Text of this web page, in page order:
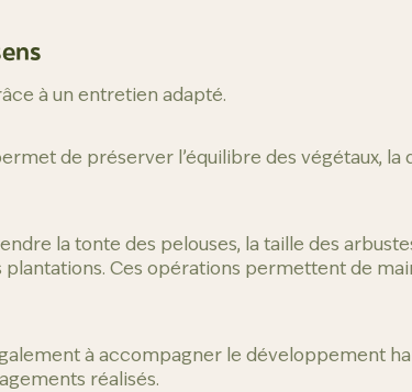
à un entretien adapté.
de préserver l’équilibre des végétaux, la
la tonte des pelouses, la taille des
plantations. Ces opérations permettent de
à accompagner le développement
réalisés.